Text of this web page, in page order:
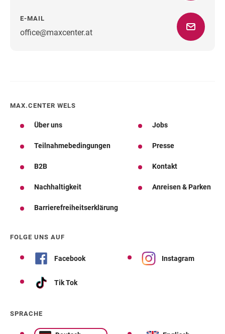
E-MAIL
office@maxcenter.atWegbeschreibung
MAX.CENTER WELS
Über uns Jobs
Teilnahmebedingungen Presse
B2B Kontakt
Nachhaltigkeit Anreisen & Parken
Barrierefreiheitserklärung
FOLGE UNS AUF
Facebook Instagram
Tik Tok
SPRACHE